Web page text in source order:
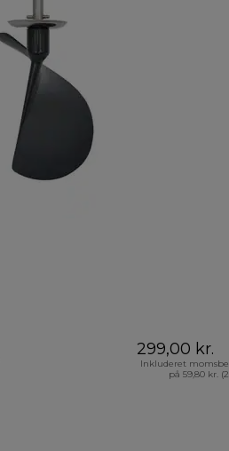
299,00 kr.
Inkluderet
på 59,80 kr.